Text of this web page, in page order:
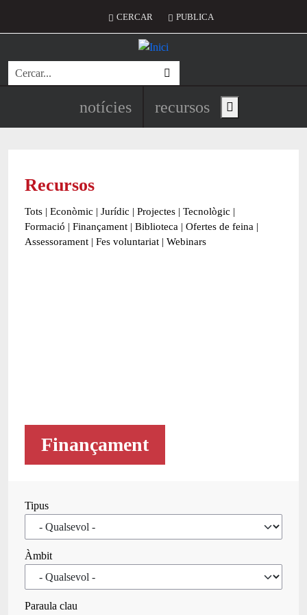
Menú del compte d'usuari
CERCAR PUBLICA
Cerca
Navegació principal de
notícies recursos Show main menu
Recursos
Tots | Econòmic | Jurídic | Projectes | Tecnològic |
Formació | Finançament | Biblioteca | Ofertes de feina |
Assessorament | Fes voluntariat | Webinars
Finançament
Tipus
Àmbit
Paraula clau